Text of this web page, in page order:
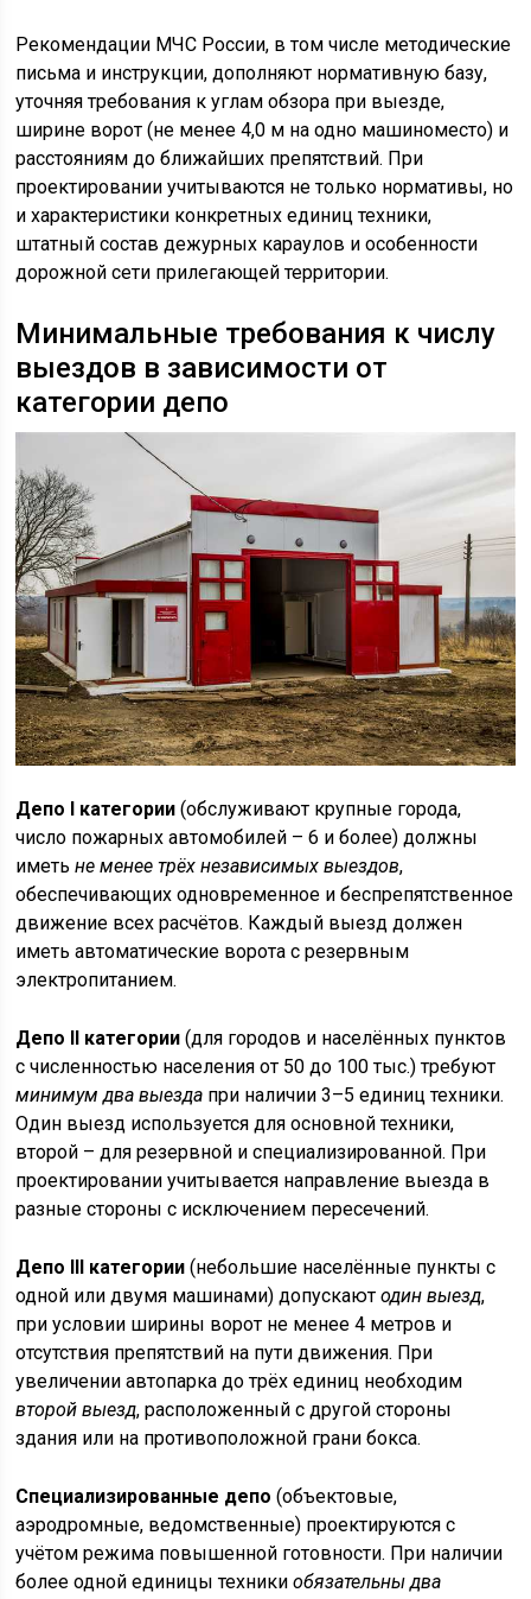
Рекомендации МЧС России, в том числе методические
письма и инструкции, дополняют нормативную базу,
уточняя требования к углам обзора при выезде,
ширине ворот (не менее 4,0 м на одно машиноместо) и
расстояниям до ближайших препятствий. При
проектировании учитываются не только нормативы, но
и характеристики конкретных единиц техники,
штатный состав дежурных караулов и особенности
дорожной сети прилегающей территории.
Минимальные требования к числу
выездов в зависимости от
категории депо
Депо I категории (обслуживают крупные города,
число пожарных автомобилей – 6 и более) должны
иметьне менее трёх независимых выездов,
обеспечивающих одновременное и беспрепятственное
движение всех расчётов. Каждый выезд должен
иметь автоматические ворота с резервным
электропитанием.
Депо II категории (для городов и населённых пунктов
с численностью населения от 50 до 100 тыс.) требуют
минимум два выезда при наличии 3–5 единиц техники.
Один выезд используется для основной техники,
второй – для резервной и специализированной. При
проектировании учитывается направление выезда в
разные стороны с исключением пересечений.
Депо III категории (небольшие населённые пункты с
одной или двумя машинами) допускаютодин выезд,
при условии ширины ворот не менее 4 метров и
отсутствия препятствий на пути движения. При
увеличении автопарка до трёх единиц необходим
второй выезд, расположенный с другой стороны
здания или на противоположной грани бокса.
Специализированные депо (объектовые,
аэродромные, ведомственные) проектируются с
учётом режима повышенной готовности. При наличии
более одной единицы техникиобязательны два